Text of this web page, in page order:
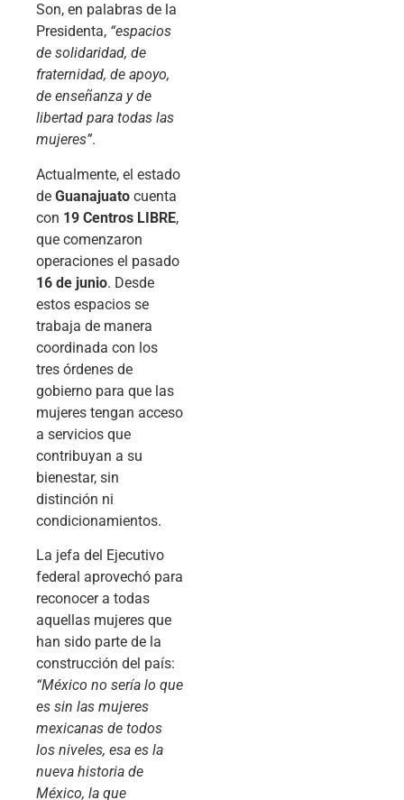
Son, en palabras de la
Presidenta, “espacios
de solidaridad, de
fraternidad, de apoyo,
de enseñanza y de
libertad para todas las
mujeres”.
Actualmente, el estado
de Guanajuato cuenta
con 19 Centros LIBRE,
que comenzaron
operaciones el pasado
16 de junio. Desde
estos espacios se
trabaja de manera
coordinada con los
tres órdenes de
gobierno para que las
mujeres tengan acceso
a servicios que
contribuyan a su
bienestar, sin
distinción ni
condicionamientos.
La jefa del Ejecutivo
federal aprovechó para
reconocer a todas
aquellas mujeres que
han sido parte de la
construcción del país:
“México no sería lo que
es sin las mujeres
mexicanas de todos
los niveles, esa es la
nueva historia de
México, la que